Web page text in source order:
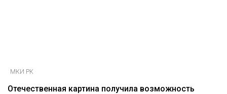
МКИ РК
Отечественная картина получила возможность